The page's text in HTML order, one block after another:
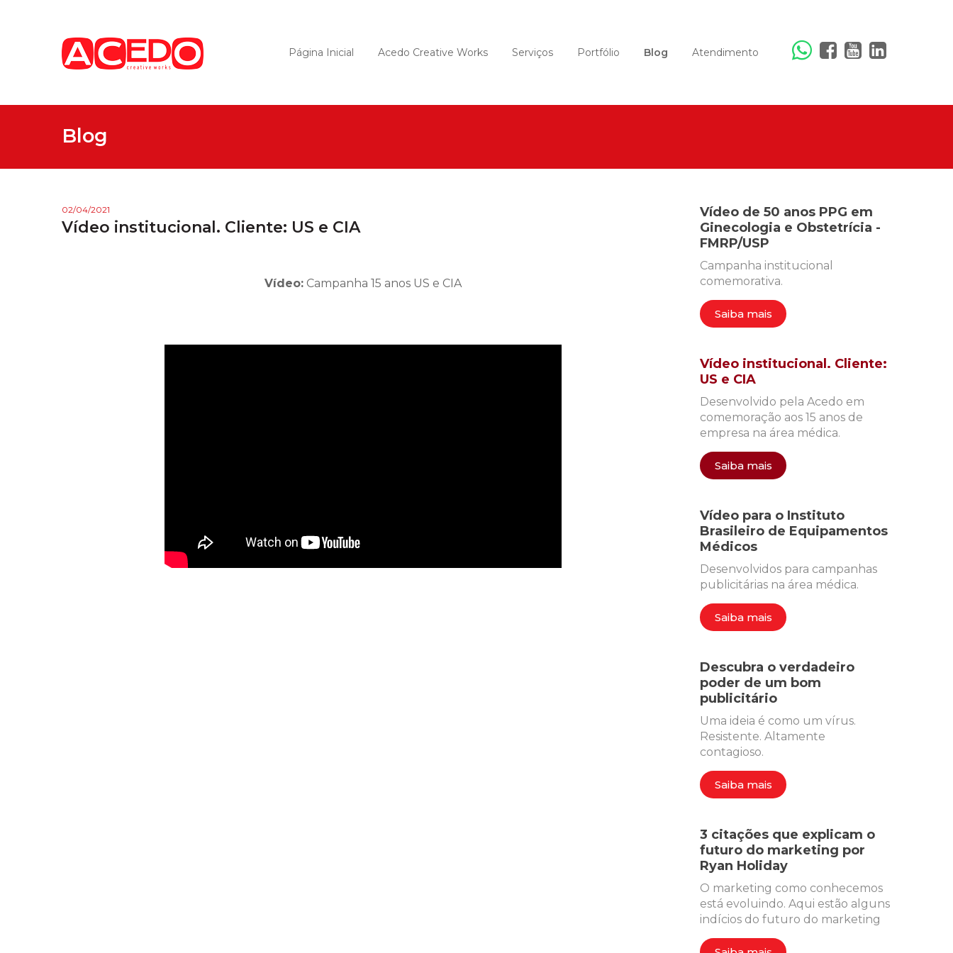
Página Inicial Acedo Creative Works Serviços Portfólio Blog Atendimento
Blog
02/04/2021
Vídeo institucional. Cliente: US e CIA
Vídeo: Campanha 15 anos US e CIA
Vídeo de 50 anos PPG em
Ginecologia e Obstetrícia -
FMRP/USP
Campanha institucional
comemorativa.
Saiba mais
Vídeo institucional. Cliente:
US e CIA
Desenvolvido pela Acedo em
comemoração aos 15 anos de
empresa na área médica.
Saiba mais
Vídeo para o Instituto
Brasileiro de Equipamentos
Médicos
Desenvolvidos para campanhas
publicitárias na área médica.
Saiba mais
Descubra o verdadeiro
poder de um bom
publicitário
Uma ideia é como um vírus.
Resistente. Altamente
contagioso.
Saiba mais
3 citações que explicam o
futuro do marketing por
Ryan Holiday
O marketing como conhecemos
está evoluindo. Aqui estão alguns
indícios do futuro do marketing